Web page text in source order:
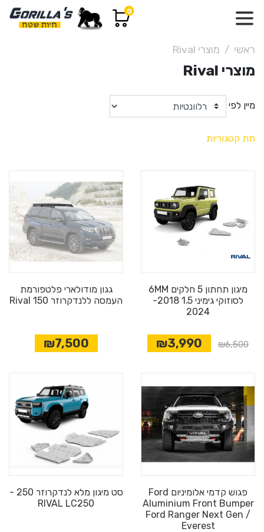
0
ראשי מוצרי Rival
מוצרי Rival
מיין לפי
תת קטגוריות
מיגון תחתון 5 חלקים 6MM
לסוזוקי גימיני 1.5 2018-
2024
₪6,500
₪3,990
גגון מודולארי פלטפורמת
העמסה ללנדקרוזר 150 Rival
₪7,500
פגוש קדמי אלומיניום Ford
Aluminium Front Bumper
Ford Ranger Next Gen /
Everest
מבצע
סט מיגון מלא לנדקרוזר 250 -
RIVAL LC250